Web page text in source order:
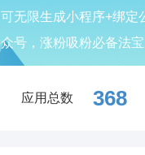
无限生成小程序+绑
号，涨粉吸粉必备法宝
应用总数 368